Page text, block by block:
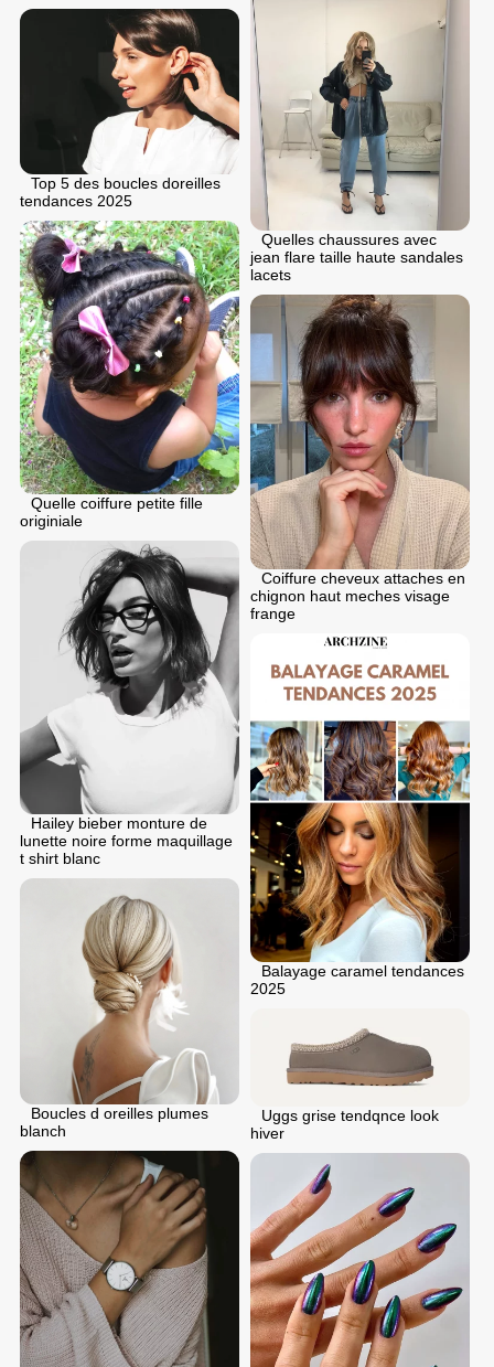
Quelles chaussures avec
jean flare taille haute sandales
lacets
Top 5 des boucles doreilles
tendances 2025
Quelle coiffure petite fille
originiale
Coiffure cheveux attaches en
chignon haut meches visage
frange
Hailey bieber monture de
lunette noire forme maquillage
t shirt blanc
Balayage caramel tendances
2025
Boucles d oreilles plumes
blanch
Uggs grise tendqnce look
hiver